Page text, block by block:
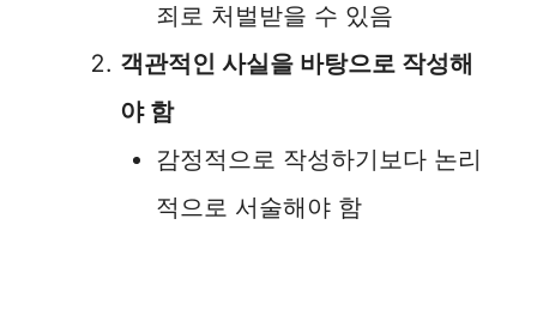
죄로 처벌받을 수 있음
객관적인 사실을 바탕으로 작성해
야 함
감정적으로 작성하기보다 논리
적으로 서술해야 함